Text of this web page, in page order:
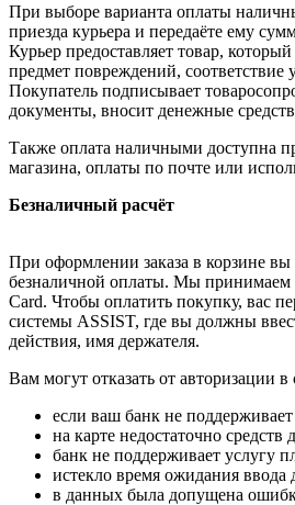
При выборе варианта оплаты
приезда курьера и передаёте ему
Курьер предоставляет товар,
предмет повреждений, соответствие
Покупатель подписывает
документы, вносит денежные
Также оплата наличными доступна
магазина, оплаты по почте или
Безналичный расчёт
При оформлении заказа в корзине
безналичной оплаты. Мы принимаем
Card. Чтобы оплатить покупку, вас
системы ASSIST, где вы должны
действия, имя держателя.
Вам могут отказать от авторизации в
если ваш банк не
на карте недостаточно средств
банк не поддерживает услугу
истекло время ожидания ввода
в данных была допущена